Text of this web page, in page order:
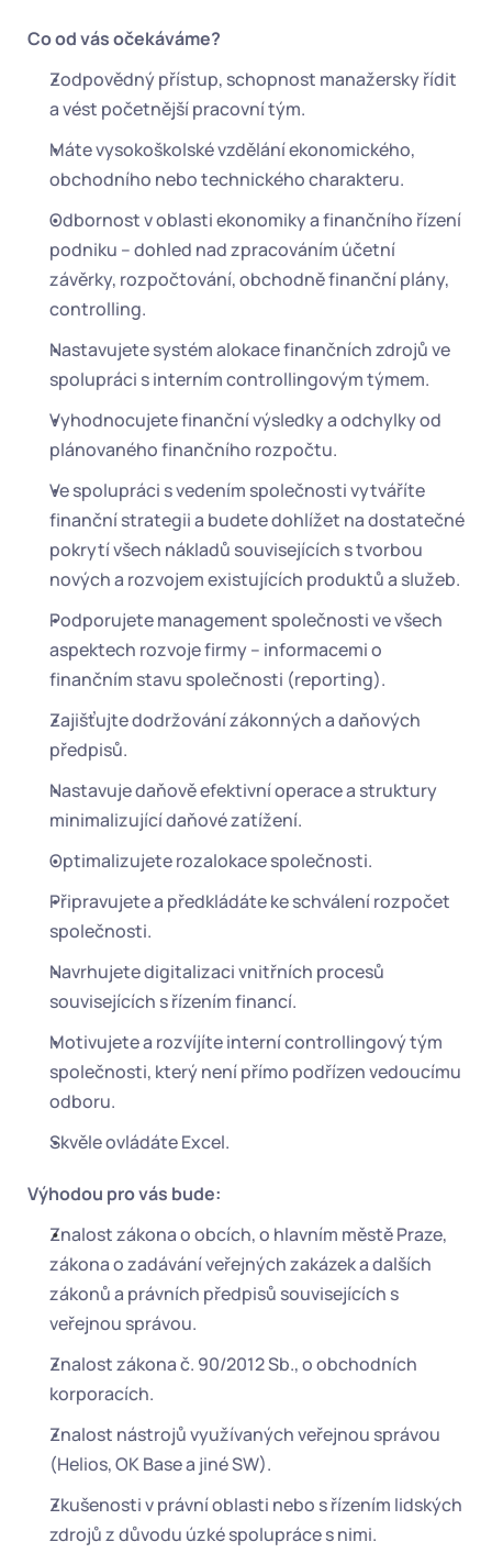
Co od vás očekáváme?
Zodpovědný přístup, schopnost manažersky řídit
a vést početnější pracovní tým.
Máte vysokoškolské vzdělání ekonomického,
obchodního nebo technického charakteru.
Odbornost v oblasti ekonomiky a finančního řízení
podniku – dohled nad zpracováním účetní
závěrky, rozpočtování, obchodně finanční plány,
controlling.
Nastavujete systém alokace finančních zdrojů ve
spolupráci s interním controllingovým týmem.
Vyhodnocujete finanční výsledky a odchylky od
plánovaného finančního rozpočtu.
Ve spolupráci s vedením společnosti vytváříte
finanční strategii a budete dohlížet na dostatečné
pokrytí všech nákladů souvisejících s tvorbou
nových a rozvojem existujících produktů a služeb.
Podporujete management společnosti ve všech
aspektech rozvoje firmy – informacemi o
finančním stavu společnosti (reporting).
Zajišťujte dodržování zákonných a daňových
předpisů.
Nastavuje daňově efektivní operace a struktury
minimalizující daňové zatížení.
Optimalizujete rozalokace společnosti.
Připravujete a předkládáte ke schválení rozpočet
společnosti.
Navrhujete digitalizaci vnitřních procesů
souvisejících s řízením financí.
Motivujete a rozvíjíte interní controllingový tým
společnosti, který není přímo podřízen vedoucímu
odboru.
Skvěle ovládáte Excel.
Výhodou pro vás bude:
Znalost zákona o obcích, o hlavním městě Praze,
zákona o zadávání veřejných zakázek a dalších
zákonů a právních předpisů souvisejících s
veřejnou správou.
Znalost zákona č. 90/2012 Sb., o obchodních
korporacích.
Znalost nástrojů využívaných veřejnou správou
(Helios, OK Base a jiné SW).
Zkušenosti v právní oblasti nebo s řízením lidských
zdrojů z důvodu úzké spolupráce s nimi.